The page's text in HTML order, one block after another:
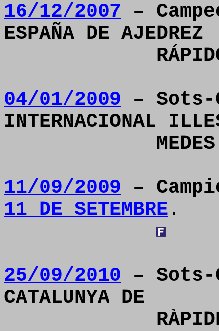
16/12/2007 –
ESPAÑA DE AJEDREZ
04/01/2009 – Sots-
INTERNACIONAL
11/09/2009 –
11 DE SETEMBRE .
25/09/2010 – Sots-
CATALUNYA DE